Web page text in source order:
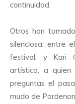
continuidad.
Otros han
silenciosa: entre
festival, y Kari
artístico, a quien
preguntas el
mudo de